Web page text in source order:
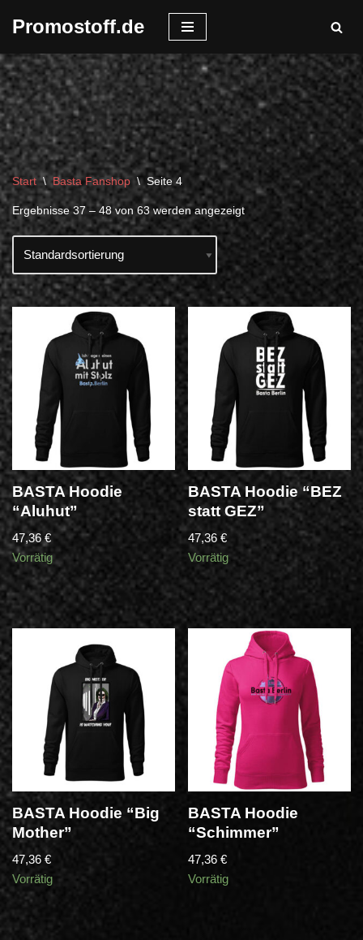
Inhalt
springen
Promostoff.de
Start \ Basta Fanshop \ Seite 4
Ergebnisse 37 – 48 von 63 werden angezeigt
BASTA Hoodie
“Aluhut”
47,36€
Vorrätig
BASTA Hoodie “BEZ
statt GEZ”
47,36€
Vorrätig
BASTA Hoodie “Big
Mother”
47,36 €
Vorrätig
BASTA Hoodie
“Schimmer”
47,36€
Vorrätig